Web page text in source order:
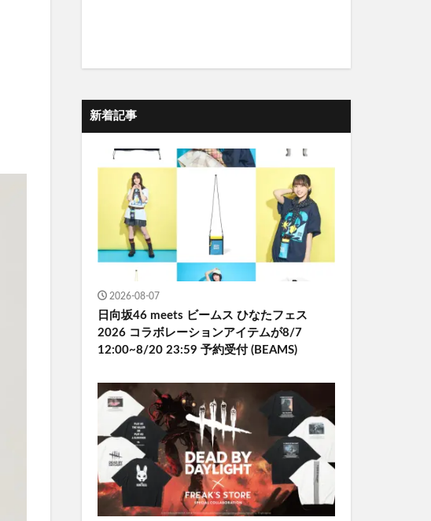
新着記事
2026-08-07
日向坂46 meets ビームス ひなたフェス
2026 コラボレーションアイテムが8/7
12:00~8/20 23:59 予約受付 (BEAMS)